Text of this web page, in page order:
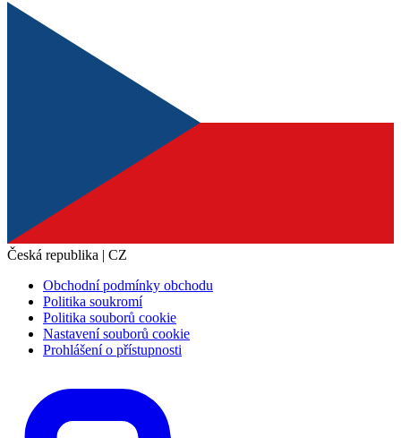
Česká republika | CZ
Obchodní podmínky obchodu
Politika soukromí
Politika souborů cookie
Nastavení souborů cookie
Prohlášení o přístupnosti